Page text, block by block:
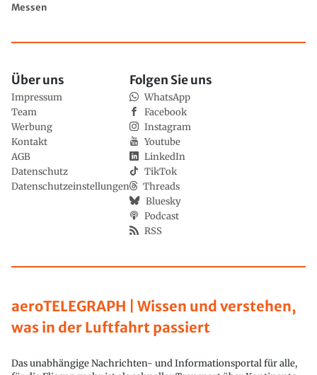
Messen
aeroTELEGRAPH | Wissen und verstehen,
was in der Luftfahrt passiert
Das unabhängige Nachrichten- und Informationsportal für alle,
Über uns
Impressum
Team
Werbung
Kontakt
AGB
Datenschutz
Datenschutzeinstellungen
Folgen Sie uns
WhatsApp
Facebook
Instagram
Youtube
LinkedIn
TikTok
Threads
Bluesky
Podcast
RSS